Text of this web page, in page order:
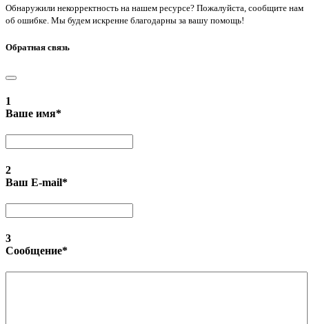
Обнаружили некорректность на нашем ресурсе? Пожалуйста, сообщите нам
об ошибке. Мы будем искренне благодарны за вашу помощь!
Обратная связь
1
Ваше имя*
2
Ваш E-mail*
3
Сообщение*